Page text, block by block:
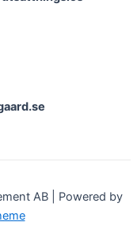
AB | Powered by